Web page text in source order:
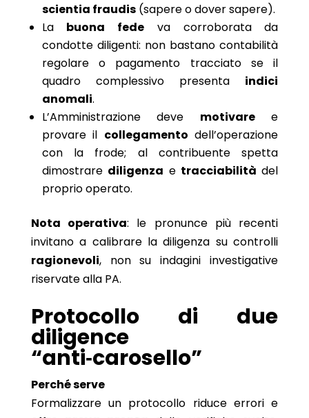
scientia fraudis(sapere o dover sapere).
La buona fede va corroborata da
condotte diligenti: non bastano contabilità
regolare o pagamento tracciato se il
quadro complessivo presenta indici
anomali.
L’Amministrazione deve motivaree
provare il collegamento dell’operazione
con la frode; al contribuente spetta
dimostrare diligenza e tracciabilità del
proprio operato.
Nota operativa: le pronunce più recenti
invitano a calibrare la diligenza su controlli
ragionevoli, non su indagini investigative
riservate alla PA.
Protocollo di due
diligence
“anti‑carosello”
Perché serve
Formalizzare un protocollo riduce errori e